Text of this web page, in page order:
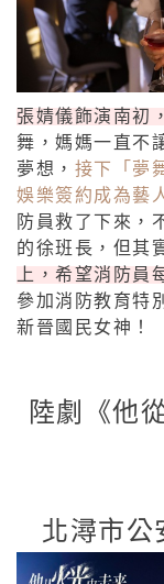
張婧儀飾演南初
舞，媽媽一直不
夢想， 接下「夢
娛樂簽約成為藝
防員救了下來，
的徐班長，但其
上，希望消防員
參加消防教育特
新晉國民女神！
陸劇《他
北潯市公